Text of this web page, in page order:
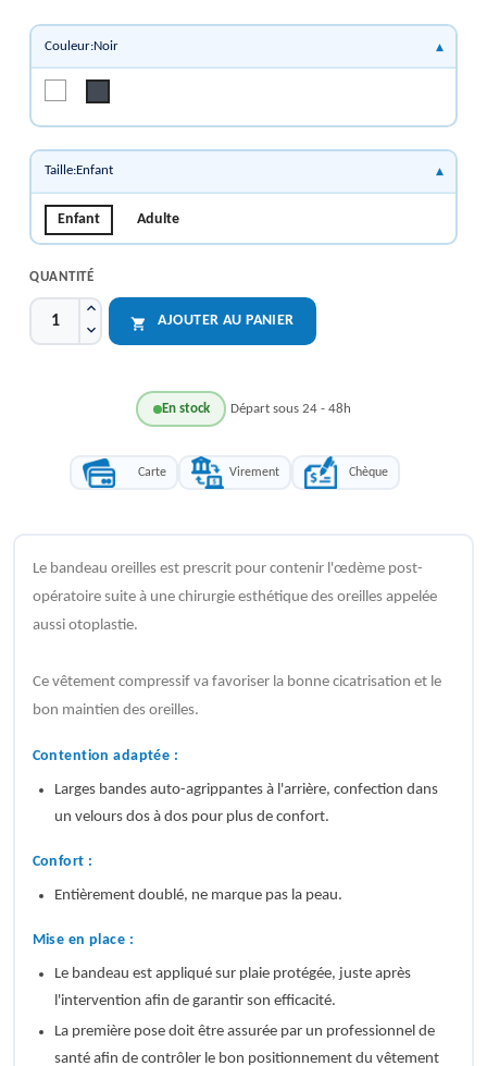
Couleur:Noir
Taille:Enfant
Enfant Adulte
QUANTITÉ
 AJOUTER AU PANIER
En stock Départ sous 24 - 48h
Carte Virement Chèque
Le bandeau oreilles est prescrit pour contenir l'œdème post-
opératoire suite à une chirurgie esthétique des oreilles appelée
aussi otoplastie.
Ce vêtement compressif va favoriser la bonne cicatrisation et le
bon maintien des oreilles.
Contention adaptée :
Larges bandes auto-agrippantes à l'arrière, confection dans
un velours dos à dos pour plus de confort.
Confort :
Entièrement doublé, ne marque pas la peau.
Mise en place :
Le bandeau est appliqué sur plaie protégée, juste après
l'intervention afin de garantir son efficacité.
La première pose doit être assurée par un professionnel de
santé afin de contrôler le bon positionnement du vêtement